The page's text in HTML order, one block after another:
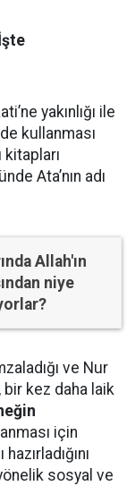
yakınlığı ile
kullanması
kitapları
Ata’nın adı
Allah'ın
niye
ve Nur
bir kez daha laik
için
sosyal ve